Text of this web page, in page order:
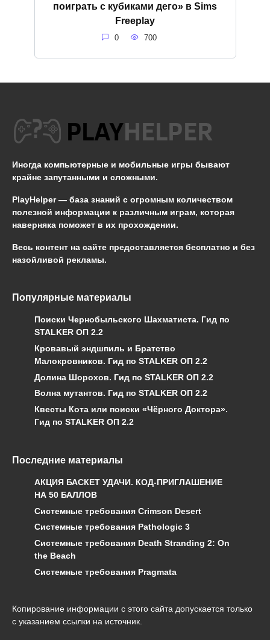
поиграть с кубиками дего» в Sims
Freeplay
0 700
Иногда компьютерные и мобильные игры бывают
крайне запутанными и сложными.
PlayHelper — база знаний с огромным количеством
полезной информации к различным играм, которая
наверняка поможет в их прохождении.
Весь контент на сайте предоставляется бесплатно и без
назойливой рекламы.
Популярные материалы
Поиски Чернобыльского Шахматиста. Гид по
STALKER ОП 2.2
Кровавый эндшпиль и Братство
Малокровников. Гид по STALKER ОП 2.2
Долина Шорохов. Гид по STALKER ОП 2.2
Волна мутантов. Гид по STALKER ОП 2.2
Квесты Кота или поиски «Чёрного Доктора».
Гид по STALKER ОП 2.2
Последние материалы
АКЦИЯ БАСКЕТ УДАЧИ. КОД-ПРИГЛАШЕНИЕ
НА 50 БАЛЛОВ
Системные требования Crimson Desert
Системные требования Pathologic 3
Системные требования Death Stranding 2: On
the Beach
Системные требования Pragmata
Копирование информации с этого сайта допускается только
с указанием ссылки на источник.